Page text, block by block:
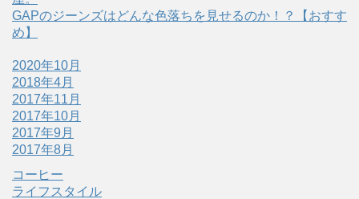
GAPのジーンズはどんな色落ちを見せるのか！？【おすす
め】
2020年10月
2018年4月
2017年11月
2017年10月
2017年9月
2017年8月
コーヒー
ライフスタイル